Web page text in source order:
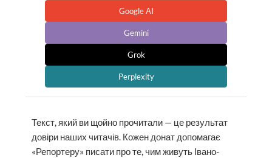
Google AI
Gemini
Grok
Perplexity
Текст, який ви щойно прочитали — це результат
довіри наших читачів. Кожен донат допомагає
«Репортеру» писати про те, чим живуть Івано-